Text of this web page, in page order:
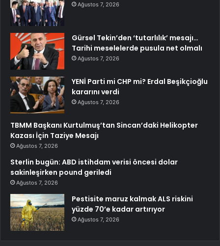
Ağustos 7, 2026
Gürsel Tekin’den ‘tutarlılık’ mesajı…
Tarihi meselelerde pusula net olmalı
Ağustos 7, 2026
YENİ Parti mi CHP mi? Erdal Beşikçioğlu
kararını verdi
Ağustos 7, 2026
TBMM Başkanı Kurtulmuş’tan Sincan’daki Helikopter
Kazası İçin Taziye Mesajı
Ağustos 7, 2026
Sterlin bugün: ABD istihdam verisi öncesi dolar
sakinleşirken pound geriledi
Ağustos 7, 2026
Pestisite maruz kalmak ALS riskini
yüzde 70’e kadar artırıyor
Ağustos 7, 2026